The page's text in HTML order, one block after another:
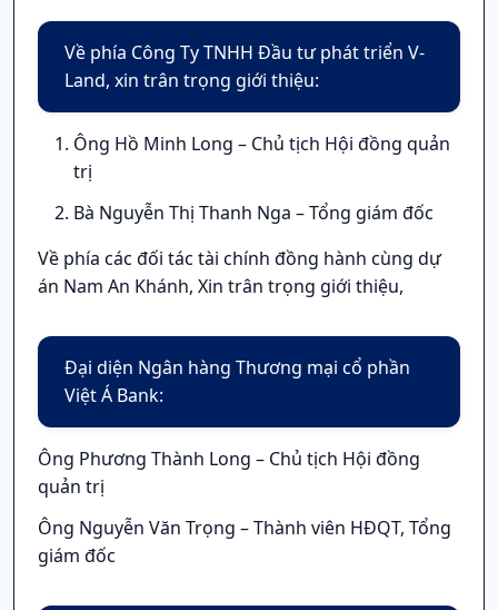
Về phía Công Ty TNHH Đầu tư phát triểnV-
Land, xin trân trọng giới thiệu:
Ông Hồ Minh Long – Chủ tịch Hội đồng quản
trị
Bà Nguyễn Thị Thanh Nga – Tổng giám đốc
Về phía các đối tác tài chính đồng hành cùng dự
án Nam An Khánh, Xin trân trọng giới thiệu,
Đại diện Ngân hàng Thương mại cổ phần
Việt Á Bank:
Ông Phương Thành Long – Chủ tịch Hội đồng
quản trị
Ông Nguyễn Văn Trọng – Thành viên HĐQT, Tổng
giám đốc